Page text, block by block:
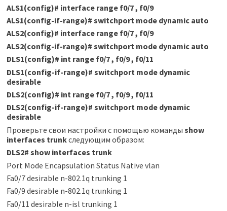
ALS1(config)# interface range f0/7 , f0/9
ALS1(config-if-range)# switchport mode dynamic auto
ALS2(config)# interface range f0/7 , f0/9
ALS2(config-if-range)# switchport mode dynamic auto
DLS1(config)# int range f0/7 , f0/9 , f0/11
DLS1(config-if-range)# switchport mode dynamic
desirable
DLS2(config)# int range f0/7 , f0/9 , f0/11
DLS2(config-if-range)# switchport mode dynamic
desirable
Проверьте свои настройки с помощью команды show
interfaces trunkследующим образом:
DLS2# show interfaces trunk
Port Mode Encapsulation Status Native vlan
Fa0/7 desirable n-802.1q trunking 1
Fa0/9 desirable n-802.1q trunking 1
Fa0/11 desirable n-isl trunking 1